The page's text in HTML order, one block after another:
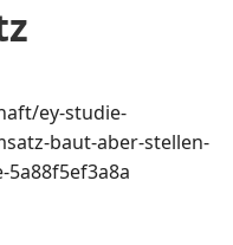
ey-studie-
baut-aber-stellen-
5a88f5ef3a8a